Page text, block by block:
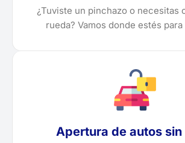
¿Tuviste un pinchazo o necesitas
rueda? Vamos donde estés
Apertura de autos sin